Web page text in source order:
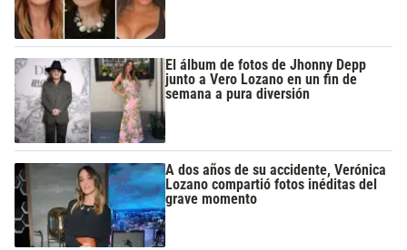
El álbum de fotos de Jhonny Depp
junto a Vero Lozano en un fin de
semana a pura diversión
A dos años de su accidente, Verónica
Lozano compartió fotos inéditas del
grave momento